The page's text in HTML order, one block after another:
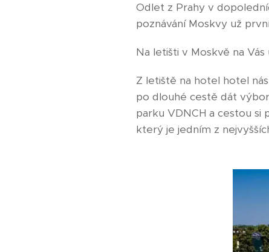
Odlet z Prahy v
poznávání Moskvy už
Na letišti v Moskvě na
Z letiště na hotel hotel
po dlouhé cestě dát
parku VDNCH a cestou
který je jedním z